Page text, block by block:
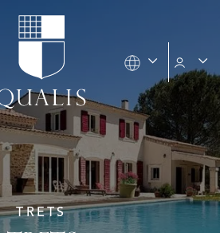
TRETS